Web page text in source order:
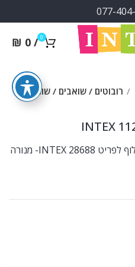
0
/
₪ 0
רובוטים / שואבים / שונות
נורת LED לדופן הבריכה חלק חילוף לפריט INTEX 28688- מנורה